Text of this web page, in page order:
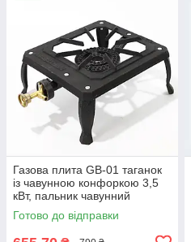
Газова плита GB-01 таганок
із чавунною конфоркою 3,5
кВт, пальник чавунний
портативний туристичний
GB-1
Готово до відправки